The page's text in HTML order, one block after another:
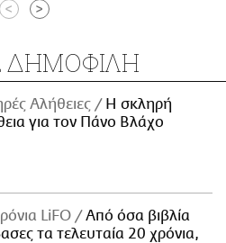
< >
ΔΗΜΟΦΙΛΗ
Αλήθειες
H σκληρή
για τον Πάνο Βλάχο
LiFO
Από όσα βιβλία
τα τελευταία 20 χρόνια,